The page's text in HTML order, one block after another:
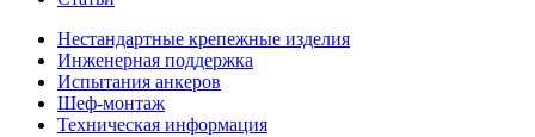
Нестандартные крепежные изделия
Инженерная поддержка
Испытания анкеров
Шеф-монтаж
Техническая информация